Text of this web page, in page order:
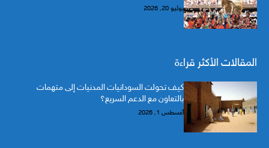
يوليو 20, 2026
المقالات الأكثر قراءة
كيف تحولت السودانيات المدنيات إلى متهمات
بالتعاون مع الدعم السريع؟
أغسطس 1, 2026